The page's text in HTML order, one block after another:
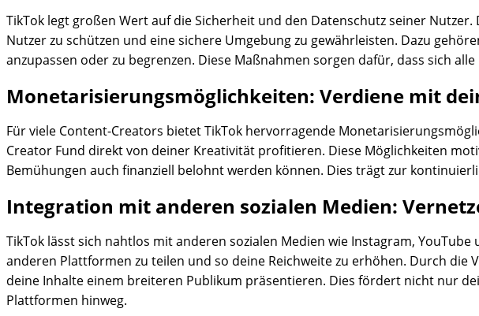
TikTok legt großen Wert auf die Sicherheit und den Datenschutz seiner
Nutzer zu schützen und eine sichere Umgebung zu gewährleisten. Dazu
anzupassen oder zu begrenzen. Diese Maßnahmen sorgen dafür, dass sich
Monetarisierungsmöglichkeiten: Verdiene mit
Für viele Content-Creators bietet TikTok hervorragende
Creator Fund direkt von deiner Kreativität profitieren. Diese Möglichkeiten
Bemühungen auch finanziell belohnt werden können. Dies trägt zur
Integration mit anderen sozialen Medien:
TikTok lässt sich nahtlos mit anderen sozialen Medien wie Instagram,
anderen Plattformen zu teilen und so deine Reichweite zu erhöhen. Durch
deine Inhalte einem breiteren Publikum präsentieren. Dies fördert nicht nur
Plattformen hinweg.